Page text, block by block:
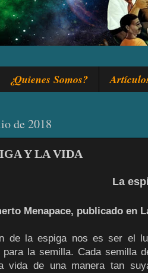
¿Quienes Somos?
de 2018
Y LA VIDA
La
Menapace, publicado en
de la espiga nos es ser el
para la semilla. Cada semilla
vida de una manera tan